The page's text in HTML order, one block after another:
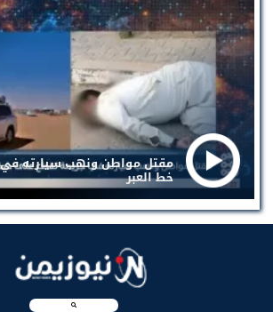
مقتل مواطن ونهب سيارته
خط العبر